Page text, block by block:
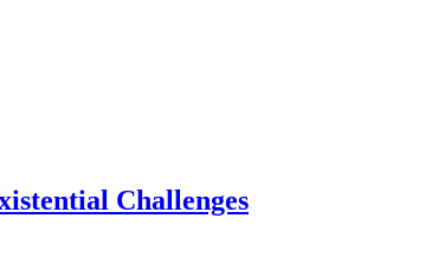
Challenges